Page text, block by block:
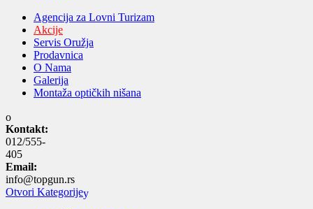
Agencija za Lovni Turizam
Akcije
Servis Oružja
Prodavnica
O Nama
Galerija
Montaža optičkih nišana
Kontakt:
012/555-
405
Email:
info@topgun.rs
Otvori Kategorije